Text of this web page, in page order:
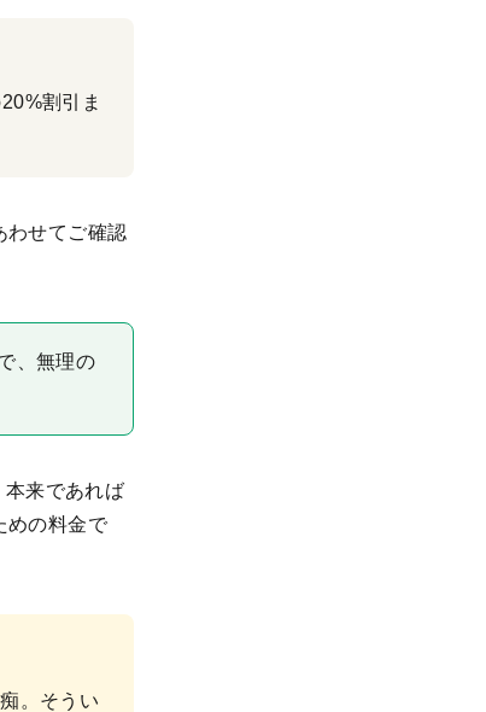
割引ま
わせてご確認
、無理の
来であれば
めの料金で
。そうい